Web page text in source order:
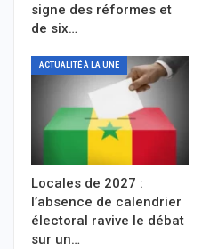
signe des réformes et
de six…
ACTUALITÉ À LA UNE
Locales de 2027 :
l’absence de calendrier
électoral ravive le débat
sur un…